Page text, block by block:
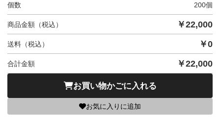
個数 200個
商品金額（税込） ￥22,000
送料（税込） ￥0
合計金額 ￥22,000
お買い物かごに入れる
お気に入りに追加